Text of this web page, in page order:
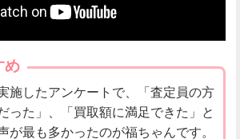
め
施したアンケートで、「査定員の方
った」、「買取額に満足できた」と
が最も多かったのが福ちゃんです。